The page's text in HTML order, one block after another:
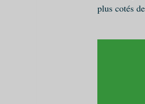
plus cotés